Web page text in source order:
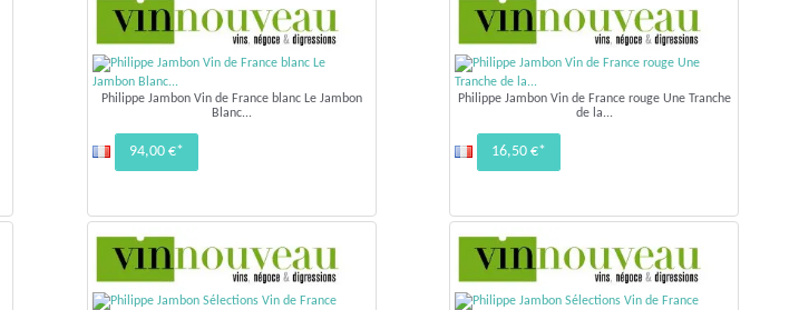
Philippe Jambon Vin de France blanc Le Jambon
Blanc...
94,00 €*
Philippe Jambon Vin de France rouge Une Tranche
de la...
16,50 €*